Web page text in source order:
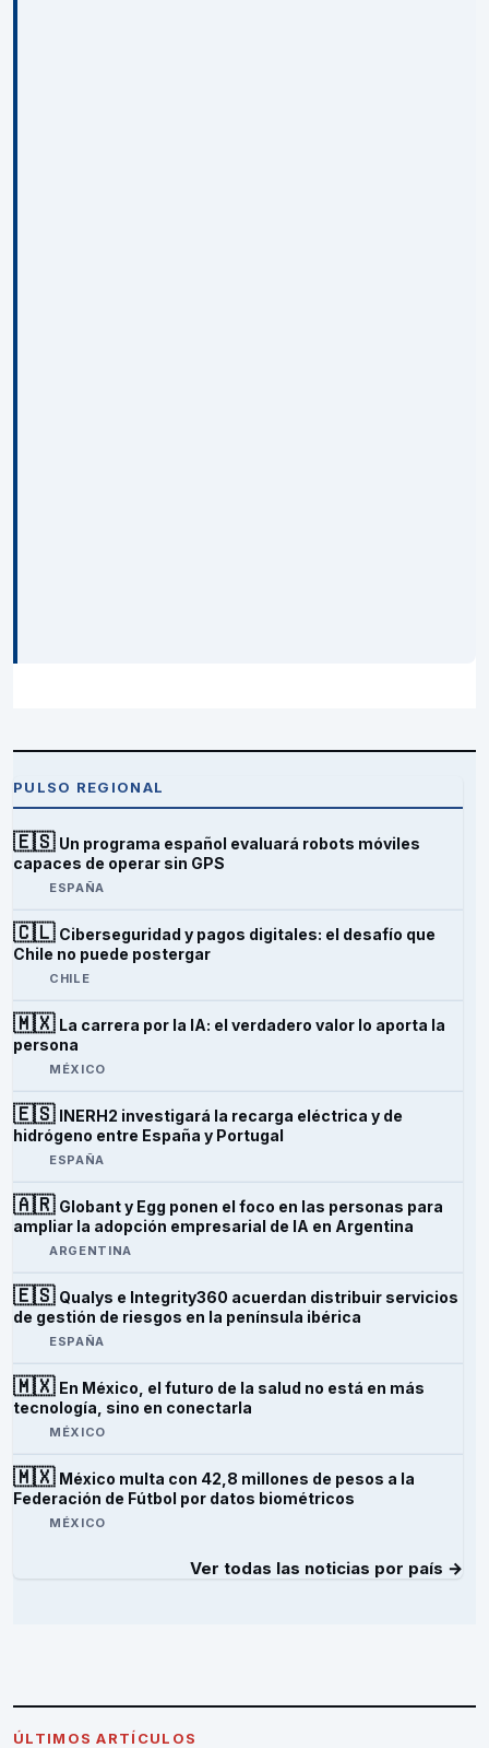
PULSO REGIONAL
🇪🇸 Un programa español evaluará robots móviles
capaces de operar sin GPS
ESPAÑA
🇨🇱 Ciberseguridad y pagos digitales: el desafío que
Chile no puede postergar
CHILE
🇲🇽 La carrera por la IA: el verdadero valor lo aporta la
persona
MÉXICO
🇪🇸 INERH2 investigará la recarga eléctrica y de
hidrógeno entre España y Portugal
ESPAÑA
🇦🇷 Globant y Egg ponen el foco en las personas para
ampliar la adopción empresarial de IA en Argentina
ARGENTINA
🇪🇸 Qualys e Integrity360 acuerdan distribuir servicios
de gestión de riesgos en la península ibérica
ESPAÑA
🇲🇽 En México, el futuro de la salud no está en más
tecnología, sino en conectarla
MÉXICO
🇲🇽 México multa con 42,8 millones de pesos a la
Federación de Fútbol por datos biométricos
MÉXICO
Ver todas las noticias por país →
ÚLTIMOS ARTÍCULOS